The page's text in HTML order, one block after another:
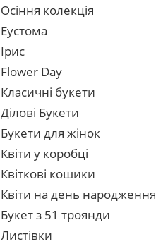
Осіння колекція
Еустома
Ірис
Flower Day
Класичні букети
Ділові Букети
Букети для жінок
Квіти у коробці
Квіткові кошики
Квіти на день народження
Букет з 51 троянди
Листівки